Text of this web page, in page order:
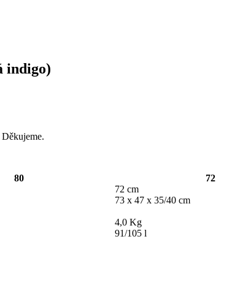
indigo)
80
72
72 cm
73 x 47 x 35/40 cm
4,0 Kg
91/105 l